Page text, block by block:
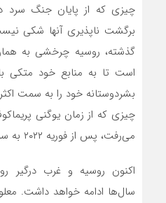
چیزی که از پایان جنگ سرد
برگشت ناپذیری آنها شکی
گذشته، روسیه چرخشی به همان
است تا به منابع خود متکی
بشردوستانه خود را به سمت
چیزی که از زمان یوگنی
می‌رفت، پس از فوریه ۲۰۲۲ به سرعت عمل کرد.
اکنون روسیه و غرب درگیر
سال‌ها ادامه خواهد داشت.